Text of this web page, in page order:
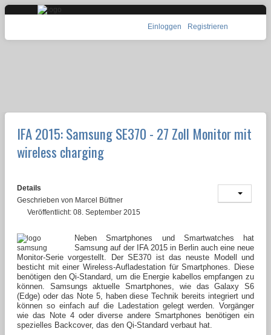
Einloggen Registrieren
IFA 2015: Samsung SE370 - 27 Zoll Monitor mit
wireless charging
Details
Geschrieben von Marcel Büttner
Veröffentlicht: 08. September 2015
Neben Smartphones und Smartwatches hat
Samsung auf der IFA 2015 in Berlin auch eine neue
Monitor-Serie vorgestellt. Der SE370 ist das neuste Modell und
besticht mit einer Wireless-Aufladestation für Smartphones. Diese
benötigen den Qi-Standard, um die Energie kabellos empfangen zu
können. Samsungs aktuelle Smartphones, wie das Galaxy S6
(Edge) oder das Note 5, haben diese Technik bereits integriert und
können so einfach auf die Ladestation gelegt werden. Vorgänger
wie das Note 4 oder diverse andere Smartphones benötigen ein
spezielles Backcover, das den Qi-Standard verbaut hat.